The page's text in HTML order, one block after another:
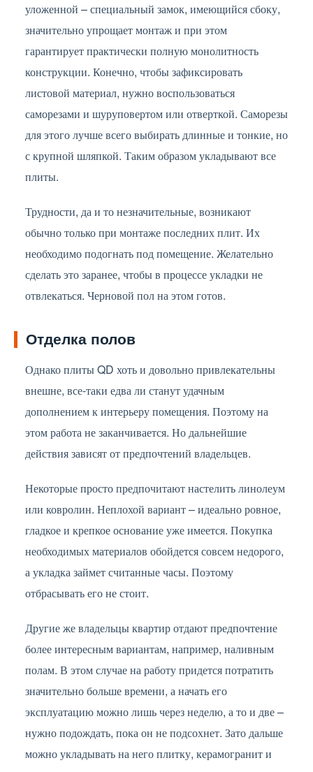
уложенной – специальный замок, имеющийся сбоку,
значительно упрощает монтаж и при этом
гарантирует практически полную монолитность
конструкции. Конечно, чтобы зафиксировать
листовой материал, нужно воспользоваться
саморезами и шуруповертом или отверткой. Саморезы
для этого лучше всего выбирать длинные и тонкие, но
с крупной шляпкой. Таким образом укладывают все
плиты.
Трудности, да и то незначительные, возникают
обычно только при монтаже последних плит. Их
необходимо подогнать под помещение. Желательно
сделать это заранее, чтобы в процессе укладки не
отвлекаться. Черновой пол на этом готов.
Отделка полов
Однако плиты QD хоть и довольно привлекательны
внешне, все-таки едва ли станут удачным
дополнением к интерьеру помещения. Поэтому на
этом работа не заканчивается. Но дальнейшие
действия зависят от предпочтений владельцев.
Некоторые просто предпочитают настелить линолеум
или ковролин. Неплохой вариант – идеально ровное,
гладкое и крепкое основание уже имеется. Покупка
необходимых материалов обойдется совсем недорого,
а укладка займет считанные часы. Поэтому
отбрасывать его не стоит.
Другие же владельцы квартир отдают предпочтение
более интересным вариантам, например, наливным
полам. В этом случае на работу придется потратить
значительно больше времени, а начать его
эксплуатацию можно лишь через неделю, а то и две –
нужно подождать, пока он не подсохнет. Зато дальше
можно укладывать на него плитку, керамогранит и